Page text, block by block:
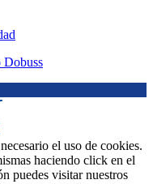
el uso de cookies.
haciendo click en el
puedes visitar nuestros